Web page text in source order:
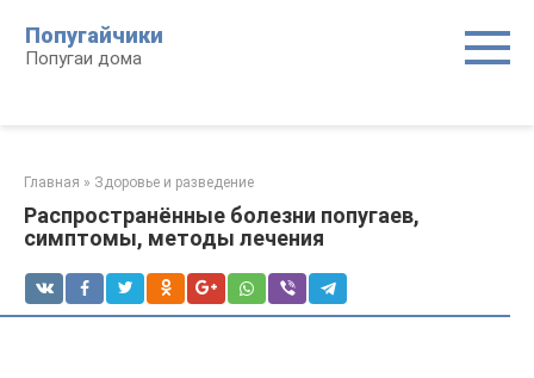
контенту
Попугайчики
Попугаи дома
Главная » Здоровье и разведение
Распространённые болезни попугаев,
симптомы, методы лечения